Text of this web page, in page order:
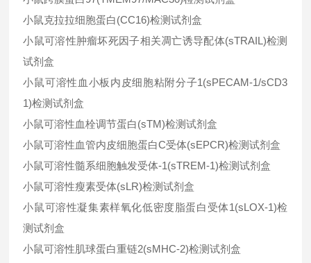
小鼠克拉拉细胞蛋白(CC16)检测试剂盒
小鼠可溶性肿瘤坏死因子相关凋亡诱导配体(sTRAIL)检测
试剂盒
小鼠可溶性血小板内皮细胞粘附分子1(sPECAM-1/sCD3
1)检测试剂盒
小鼠可溶性血栓调节蛋白(sTM)检测试剂盒
小鼠可溶性血管内皮细胞蛋白C受体(sEPCR)检测试剂盒
小鼠可溶性髓系细胞触发受体-1(sTREM-1)检测试剂盒
小鼠可溶性瘦素受体(sLR)检测试剂盒
小鼠可溶性凝集素样氧化低密度脂蛋白受体1(sLOX-1)检
测试剂盒
小鼠可溶性肌球蛋白重链2(sMHC-2)检测试剂盒